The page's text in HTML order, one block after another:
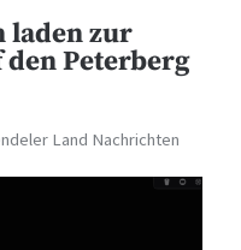
laden zur
Peterberg
Land Nachrichten